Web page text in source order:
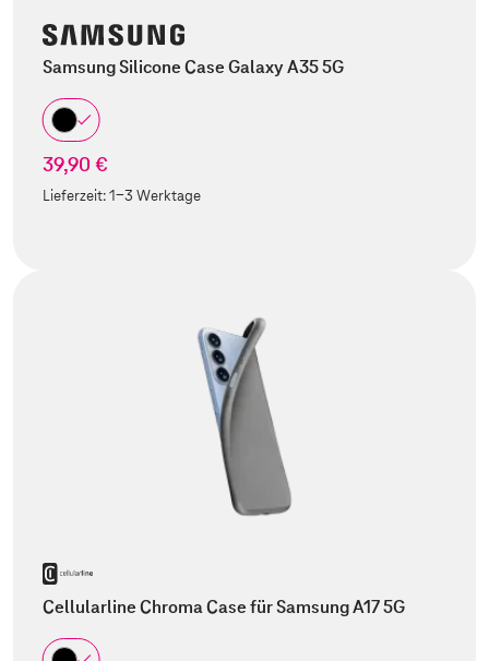
Samsung Silicone Case Galaxy A35 5G
39,90 €
Lieferzeit:1-3 Werktage
Cellularline Chroma Case für Samsung A17 5G